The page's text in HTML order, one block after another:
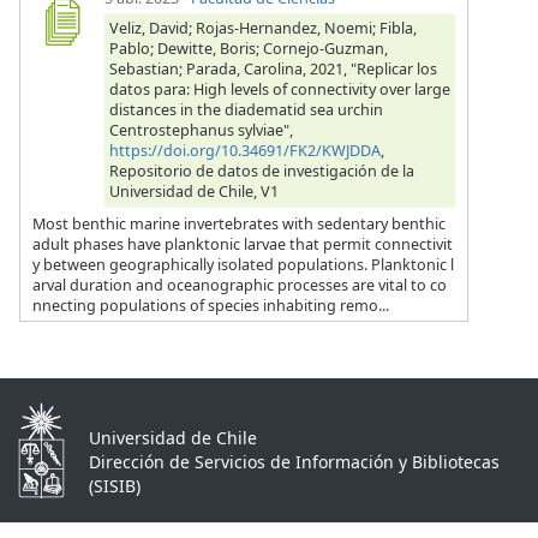
Veliz, David; Rojas-Hernandez, Noemi; Fibla,
Pablo; Dewitte, Boris; Cornejo-Guzman,
Sebastian; Parada, Carolina, 2021, "Replicar los
datos para: High levels of connectivity over large
distances in the diadematid sea urchin
Centrostephanus sylviae",
https://doi.org/10.34691/FK2/KWJDDA,
Repositorio de datos de investigación de la
Universidad de Chile, V1
Most benthic marine invertebrates with sedentary benthic
adult phases have planktonic larvae that permit connectivit
y between geographically isolated populations. Planktonic l
arval duration and oceanographic processes are vital to co
nnecting populations of species inhabiting remo...
Universidad de Chile
Dirección de Servicios de Información y Bibliotecas
(SISIB)